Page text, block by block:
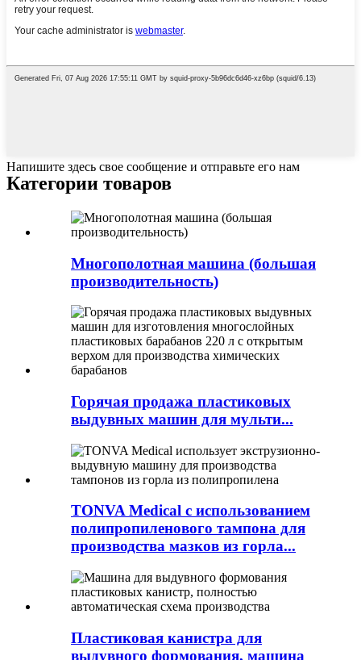
Напишите здесь свое сообщение и отправьте его нам
Категории товаров
Многополотная машина (большая
производительность)
Горячая продажа пластиковых
выдувных машин для мульти...
TONVA Medical с использованием
полипропиленового тампона для
производства мазков из горла...
Пластиковая канистра для
выдувного формования, машина